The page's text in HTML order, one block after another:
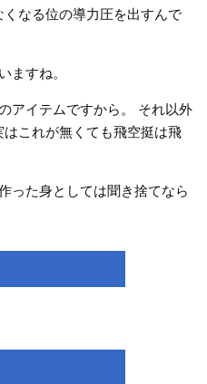
なる位の導力圧を出すんで
ますね。
アイテムですから。 それ以外
これが無くても飛空挺は飛
った身としては聞き捨てなら